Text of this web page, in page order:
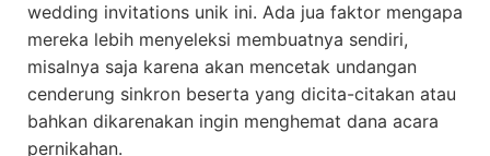
wedding invitations unik ini. Ada jua faktor mengapa
mereka lebih menyeleksi membuatnya sendiri,
misalnya saja karena akan mencetak undangan
cenderung sinkron beserta yang dicita-citakan atau
bahkan dikarenakan ingin menghemat dana acara
pernikahan.